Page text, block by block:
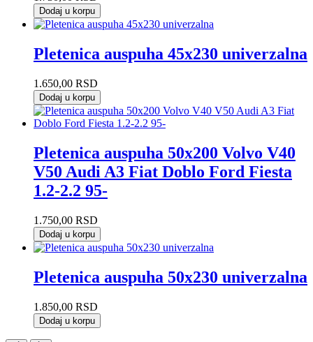
Dodaj u korpu
Pletenica auspuha 45x230 univerzalna
1.650,00 RSD
Dodaj u korpu
Pletenica auspuha 50x200 Volvo V40
V50 Audi A3 Fiat Doblo Ford Fiesta
1.2-2.2 95-
1.750,00 RSD
Dodaj u korpu
Pletenica auspuha 50x230 univerzalna
1.850,00 RSD
Dodaj u korpu